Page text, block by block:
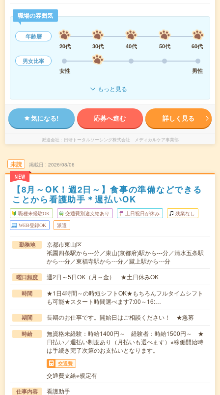
職場の雰囲気
年齢層
20代
30代 40代 50代
60代
男女比率
女性
男性
もっと見る
気になる! 応募へ進む 詳しく見る
派遣会社 日研トータルソーシング株式会社 メディカルケア事業部
未読
NEW
掲載日 2026/08/06
【8月～OK！週2日～】食事の準備などできる
ことから看護助手＊週払いOK
職種未経験OK 交通費別途支給あり 土日祝日が休み 残業なし
WEB登録OK 派遣
勤務地
京都市東山区
祇園四条駅から---分／東山(京都府)駅から---分／清水五条駅
から---分／東福寺駅から---分／蹴上駅から---分
曜日頻度 週2日～5日OK（月～金） ★土日休みOK
時間
★1日4時間～の時短シフトOK★もちろんフルタイムシフト
も可能★スタート時間選べます7:00～16:…
期間 長期のお仕事です。開始日はご相談ください！ ★急募
時給
無資格未経験：時給1400円～ 経験者：時給1500円～ ★
日払い／週払い制度あり（月払いも選べます）※稼働開始時
は手続き完了次第のお支払いとなります。
交通費
交通費支給※規定有
仕事内容
看護助手